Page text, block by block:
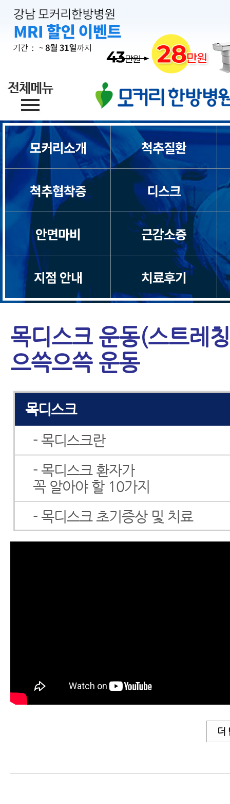
모커리소개 척추질환
척추협착증 디스크
안면마비 근감소증
지점 안내 치료후기
목디스크 운동(스트레
으쓱으쓱 운동
목디스크
- 목디스크란
- 목디스크 환자가
꼭 알아야 할 10가지
- 목디스크 초기증상 및 치료
- 목디스크 초기증상 및 자연치유
- 목디스크두통
- 목디스크자가진단(어깨외전테스
- 목디스크 치료방법
더